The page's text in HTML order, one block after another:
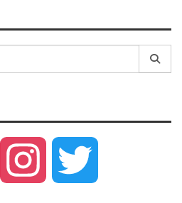
Facebook Instagram